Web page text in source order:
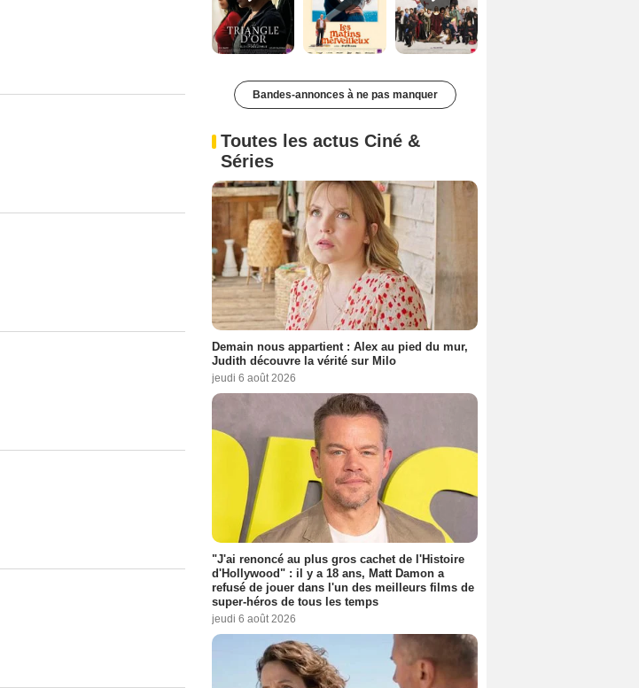
Bandes-annonces à ne pas manquer
Toutes les actus Ciné &
Séries
Demain nous appartient : Alex au pied du mur,
Judith découvre la vérité sur Milo
jeudi 6 août 2026
"J'ai renoncé au plus gros cachet de l'Histoire
d'Hollywood" : il y a 18 ans, Matt Damon a
refusé de jouer dans l'un des meilleurs films de
super-héros de tous les temps
jeudi 6 août 2026